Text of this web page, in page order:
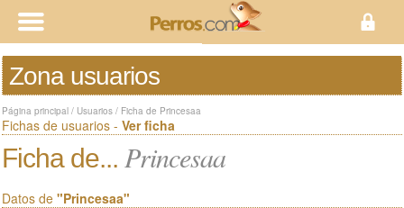
Zona usuarios
Página principal / Usuarios / Ficha de Princesaa
Fichas de usuarios - Ver ficha
Ficha de... Princesaa
Datos de "Princesaa"